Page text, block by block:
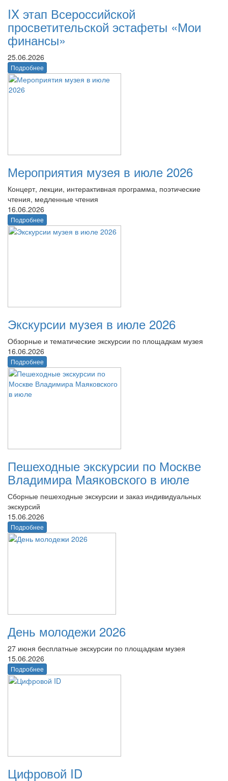
IX этап Всероссийской
просветительской эстафеты «Мои
финансы»
25.06.2026
Подробнее
Мероприятия музея в июле 2026
Концерт, лекции, интерактивная программа, поэтические
чтения, медленные чтения
16.06.2026
Подробнее
Экскурсии музея в июле 2026
Обзорные и тематические экскурсии по площадкам музея
16.06.2026
Подробнее
Пешеходные экскурсии по Москве
Владимира Маяковского в июле
Сборные пешеходные экскурсии и заказ индивидуальных
экскурсий
15.06.2026
Подробнее
День молодежи 2026
27 июня бесплатные экскурсии по площадкам музея
15.06.2026
Подробнее
Цифровой ID